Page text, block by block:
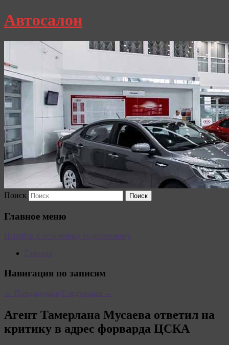
Автосалон
Поиск
Главное меню
Перейти к основному содержимому
Главная
Навигация по записям
← Предыдущая Следующая →
Агент Тамерлана Мусаева ответил на
критику в адрес форварда ЦСКА